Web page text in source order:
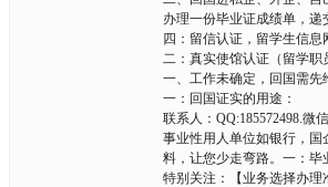
办理一份毕业证成绩单，
四：留信认证，留学生信息
二：真实使馆认证（留学
一、工作未确定，回国需
一：回国证实的用途：
联系人：QQ:185572498.微
事业性用人单位如银行，
料，让您少走弯路。一：毕
特别关注：【业务选择办理